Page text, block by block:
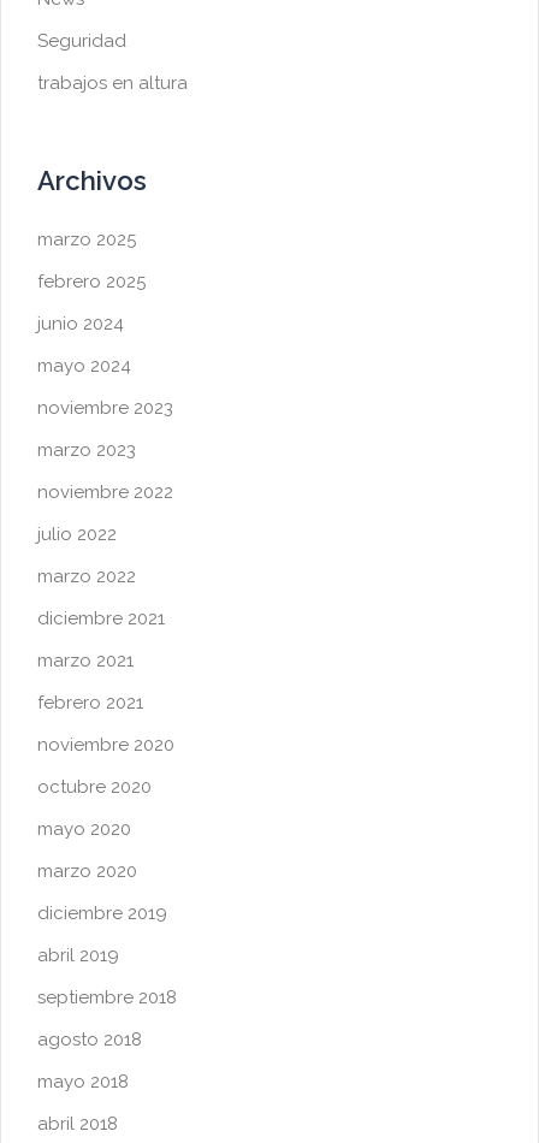
Seguridad
trabajos en altura
Archivos
marzo 2025
febrero 2025
junio 2024
mayo 2024
noviembre 2023
marzo 2023
noviembre 2022
julio 2022
marzo 2022
diciembre 2021
marzo 2021
febrero 2021
noviembre 2020
octubre 2020
mayo 2020
marzo 2020
diciembre 2019
abril 2019
septiembre 2018
agosto 2018
mayo 2018
abril 2018